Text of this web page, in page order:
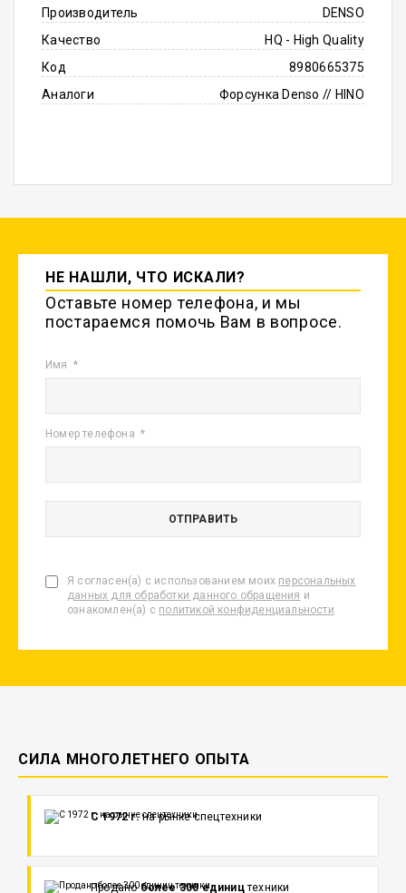
Производитель
DENSO
Качество
HQ - High Quality
Код
8980665375
Аналоги
Форсунка Denso // HINO
НЕ НАШЛИ, ЧТО ИСКАЛИ?
Оставьте номер телефона, и мы
постараемся помочь Вам в вопросе.
Имя
Номер телефона
Я согласен(а) с использованием моих персональных
данных для обработки данного обращения и
ознакомлен(а) с политикой конфиденциальности
СИЛА МНОГОЛЕТНЕГО ОПЫТА
С 1972 г.на рынке спецтехники
Проданоболее 300 едиництехники